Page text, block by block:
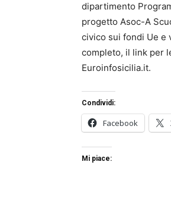
dipartimento
progetto Asoc-A
civico sui fondi Ue e
completo, il link per
Euroinfosicilia.it.
Condividi:
Facebook
Mi piace: